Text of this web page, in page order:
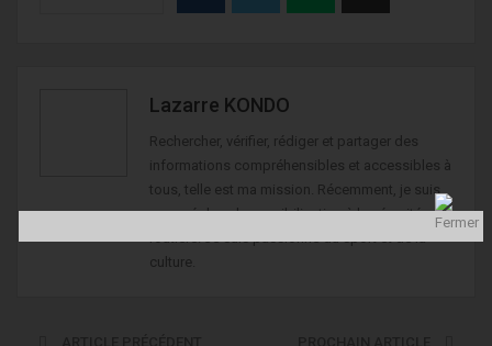
Lazarre KONDO
Rechercher, vérifier, rédiger et partager des
informations compréhensibles et accessibles à
tous, telle est ma mission. Récemment, je suis
engagé dans la sensibilisation à la sécurité
culture.